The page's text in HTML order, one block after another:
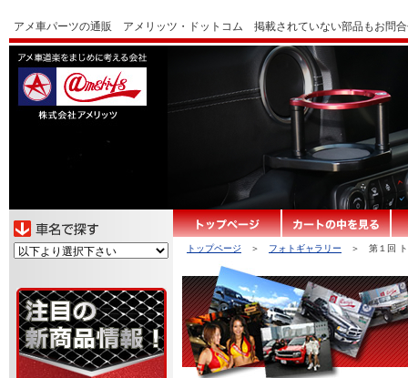
アメ車パーツの通販 アメリッツ・ドットコム 掲載されていない部品もお問
トップページ ＞ フォトギャラリー ＞ 第１回 ト